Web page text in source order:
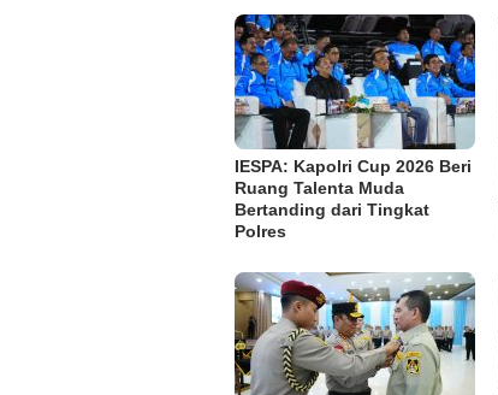
IESPA: Kapolri Cup 2026 Beri
Ruang Talenta Muda
Bertanding dari Tingkat
Polres